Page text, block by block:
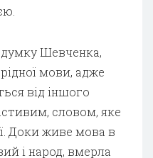
Шевченка,
мови, адже
від іншого
словом, яке
Доки живе мова в
і народ, вмерла